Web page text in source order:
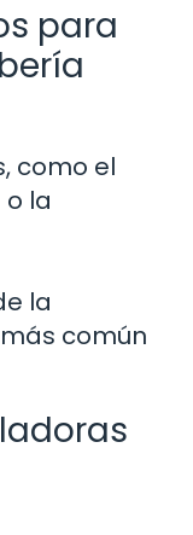
para
como el
la
la
común